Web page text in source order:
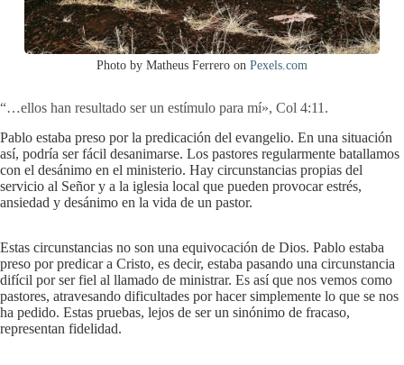
Photo by Matheus Ferrero on Pexels.com
“…ellos han resultado ser un estímulo para mí», Col 4:11.
Pablo estaba preso por la predicación del evangelio. En una situación
así, podría ser fácil desanimarse. Los pastores regularmente batallamos
con el desánimo en el ministerio. Hay circunstancias propias del
servicio al Señor y a la iglesia local que pueden provocar estrés,
ansiedad y desánimo en la vida de un pastor.
Estas circunstancias no son una equivocación de Dios. Pablo estaba
preso por predicar a Cristo, es decir, estaba pasando una circunstancia
difícil por ser fiel al llamado de ministrar. Es así que nos vemos como
pastores, atravesando dificultades por hacer simplemente lo que se nos
ha pedido. Estas pruebas, lejos de ser un sinónimo de fracaso,
representan fidelidad.